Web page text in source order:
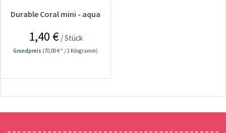
Durable Coral mini - aqua
1,40 €/ Stück
Grundpreis (70,00 € * / 1 Kilogramm)